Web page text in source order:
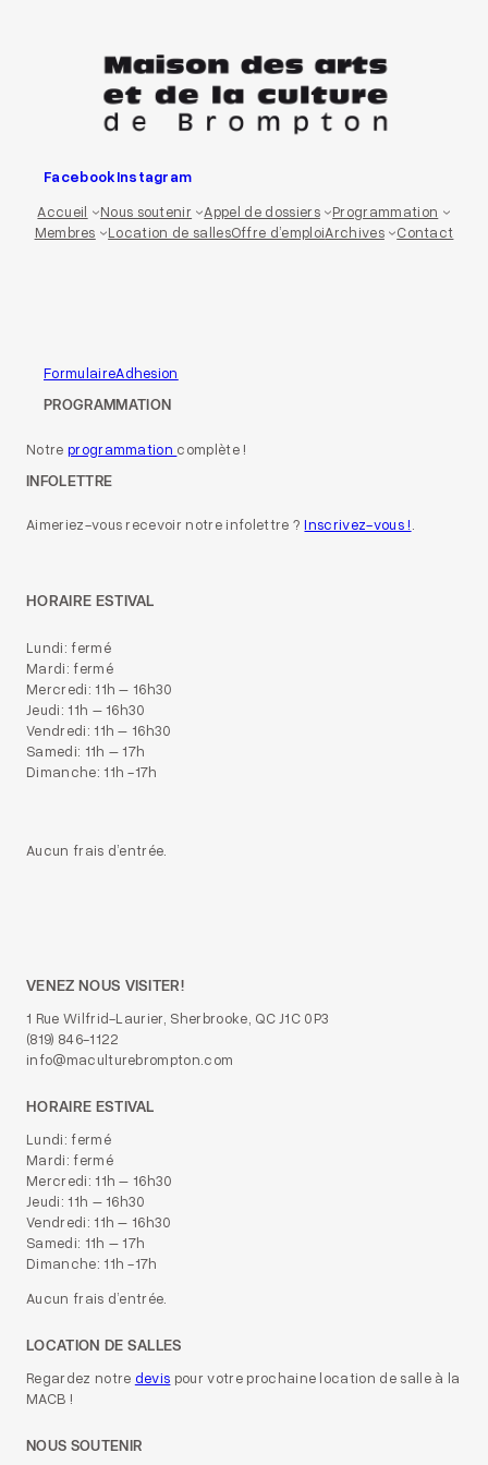
FacebookInstagram
Accueil
Nous soutenir Appel de dossiers
Programmation
Membres
Location de sallesOffre d’emploiArchives Contact
FormulaireAdhesion
PROGRAMMATION
Notre programmation complète !
INFOLETTRE
Aimeriez-vous recevoir notre infolettre ?Inscrivez-vous !.
HORAIRE ESTIVAL
Lundi: fermé
Mardi: fermé
Mercredi: 11h – 16h30
Jeudi: 11h – 16h30
Vendredi: 11h – 16h30
Samedi: 11h – 17h
Dimanche: 11h -17h
Aucun frais d’entrée.
VENEZ NOUS VISITER!
1 Rue Wilfrid-Laurier, Sherbrooke, QC J1C 0P3
(819) 846-1122
info@maculturebrompton.com
HORAIRE ESTIVAL
Lundi: fermé
Mardi: fermé
Mercredi: 11h – 16h30
Jeudi: 11h – 16h30
Vendredi: 11h – 16h30
Samedi: 11h – 17h
Dimanche: 11h -17h
Aucun frais d’entrée.
LOCATION DE SALLES
Regardez notre devis pour votre prochaine location de salle à la
MACB !
NOUS SOUTENIR